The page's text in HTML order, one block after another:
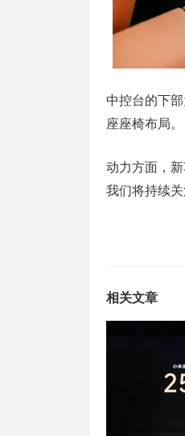
中控台的下
座座椅布局。
动力方面，
我们将持续关
相关文章